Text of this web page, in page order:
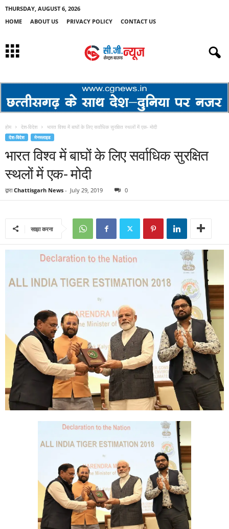
THURSDAY, AUGUST 6, 2026
HOME
ABOUT US PRIVACY POLICY CONTACT US
होम देश-विदेश भारत विश्व में बाघों के लिए सर्वाधिक सुरक्षित स्थलों में एक- मोदी
देश-विदेश मेनस्लाइड
भारत विश्व में बाघों के लिए सर्वाधिक सुरक्षित
स्थलों में एक- मोदी
द्वारा Chattisgarh News - July 29, 2019 0
साझा करना